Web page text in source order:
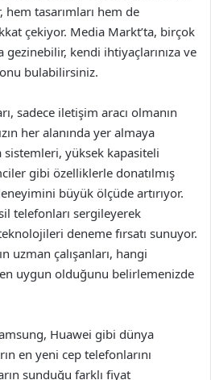
hem tasarımları hem de
çekiyor. Media Markt’ta, birçok
gezinebilir, kendi ihtiyaçlarınıza ve
bulabilirsiniz.
sadece iletişim aracı olmanın
her alanında yer almaya
sistemleri, yüksek kapasiteli
gibi özelliklerle donatılmış
büyük ölçüde artırıyor.
telefonları sergileyerek
deneme fırsatı sunuyor.
uzman çalışanları, hangi
uygun olduğunu belirlemenizde
Huawei gibi dünya
en yeni cep telefonlarını
sunduğu farklı fiyat